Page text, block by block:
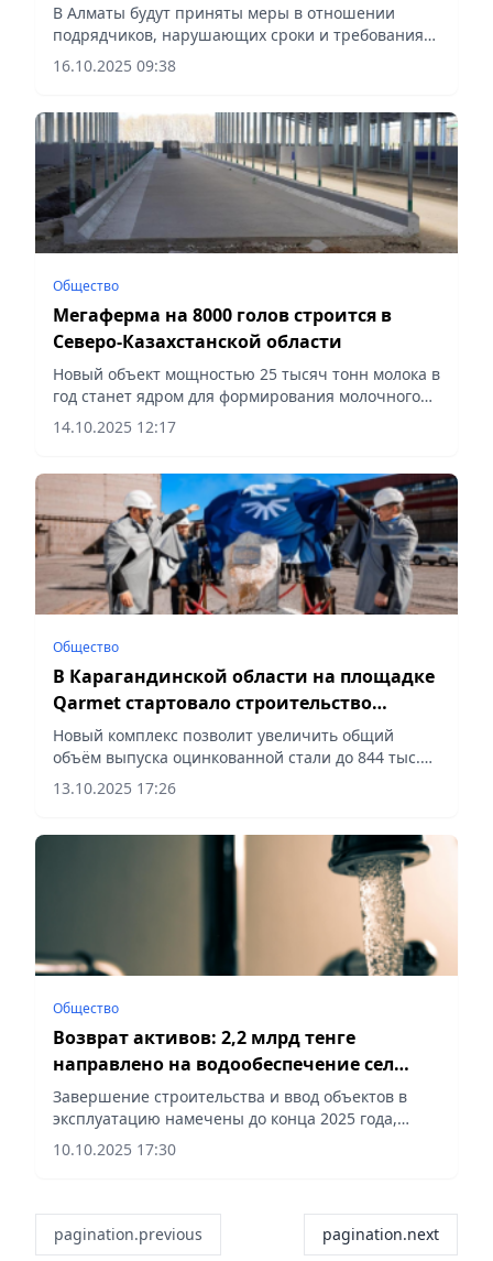
работать на проектах в Алматы
В Алматы будут приняты меры в отношении
подрядчиков, нарушающих сроки и требования
качества, сообщает Vecher.kz.
16.10.2025 09:38
Общество
Мегаферма на 8000 голов строится в
Северо-Казахстанской области
Новый объект мощностью 25 тысяч тонн молока в
год станет ядром для формирования молочного
кластера Северо-Казахстанской области,
сообщает Vecher.kz.
14.10.2025 12:17
Общество
В Карагандинской области на площадке
Qarmet стартовало строительство
нового металлургического комплекса
Новый комплекс позволит увеличить общий
объём выпуска оцинкованной стали до 844 тыс.
тонн в год, сообщает Vecher.kz.
13.10.2025 17:26
Общество
Возврат активов: 2,2 млрд тенге
направлено на водообеспечение сел
Кызылординской области
Завершение строительства и ввод объектов в
эксплуатацию намечены до конца 2025 года,
сообщает Vecher.kz.
10.10.2025 17:30
pagination.previous pagination.next